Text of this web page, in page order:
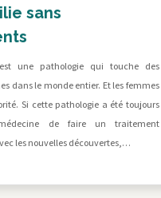
sans
une pathologie qui touche des
dans le monde entier. Et les femmes
Si cette pathologie a été toujours
de faire un traitement
les nouvelles découvertes,…